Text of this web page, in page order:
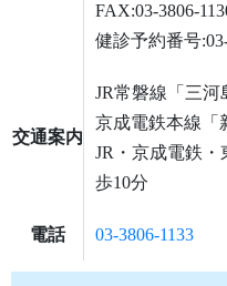
FAX:03-3806-
健診予約番号
交通案内
JR常磐線「三河
京成電鉄本線「
JR・京成電鉄
歩10分
電話 03-3806-1133